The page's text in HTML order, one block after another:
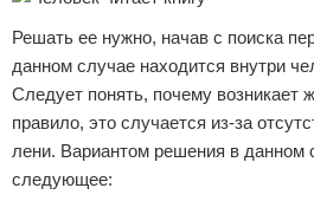
Решать ее нужно, начав с поиска
данном случае находится внутри
Следует понять, почему возникает
правило, это случается из-за
лени. Вариантом решения в данном
следующее: